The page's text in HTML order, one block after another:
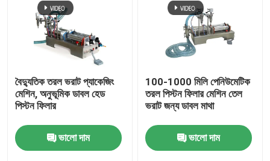
বৈদ্যুতিক তরল ভরাট প্যাকেজিং
মেশিন, অনুভূমিক ডাবল হেড
পিস্টন ফিলার
ভালো দাম
100-1000 মিলি পেনিউমেটিক
তরল পিস্টন ফিলার মেশিন তেল
ভরাট জন্য ডাবল মাথা
ভালো দাম